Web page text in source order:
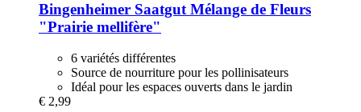
Bingenheimer SaatgutMélange de Fleurs
"Prairie mellifère"
6 variétés différentes
Source de nourriture pour les pollinisateurs
Idéal pour les espaces ouverts dans le jardin
€ 2,99